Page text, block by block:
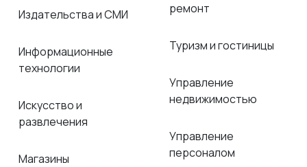
Издательства и СМИ
Информационные
технологии
Искусство и
развлечения
Магазины
ремонт
Туризм и гостиницы
Управление
недвижимостью
Управление
персоналом